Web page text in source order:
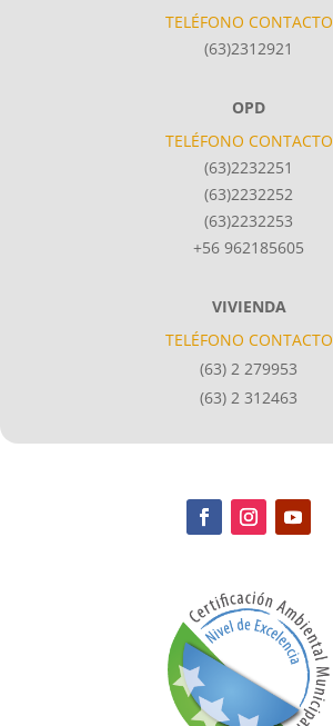
TELÉFONO CONTACTO
(63)2312921
OPD
TELÉFONO CONTACTO
(63)2232251
(63)2232252
(63)2232253
+56 962185605
VIVIENDA
TELÉFONO CONTACTO
(63) 2 279953
(63) 2 312463